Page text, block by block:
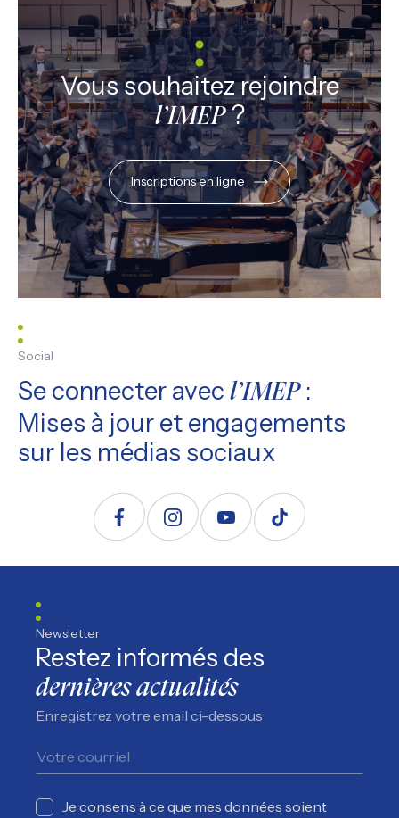
Vous souhaitez rejoindre
l’IMEP?
Inscriptions en ligne
Social
Se connecter avec l’IMEP:
Mises à jour et engagements
sur les médias sociaux
Newsletter
Restez informés des
dernières actualités
Enregistrez votre email ci-dessous
Je consens à ce que mes données soient